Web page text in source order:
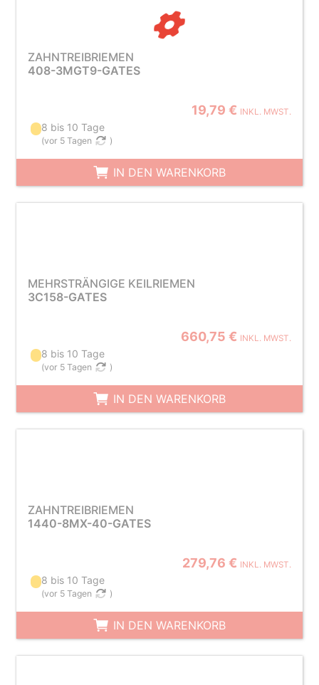
ZAHNTREIBRIEMEN
408-3MGT9-GATES
19,79 € INKL. MWST.
8 bis 10 Tage
(vor 5 Tagen )
IN DEN WARENKORB
MEHRSTRÄNGIGE KEILRIEMEN
3C158-GATES
660,75 € INKL. MWST.
8 bis 10 Tage
(vor 5 Tagen )
IN DEN WARENKORB
ZAHNTREIBRIEMEN
1440-8MX-40-GATES
279,76 € INKL. MWST.
8 bis 10 Tage
(vor 5 Tagen )
IN DEN WARENKORB